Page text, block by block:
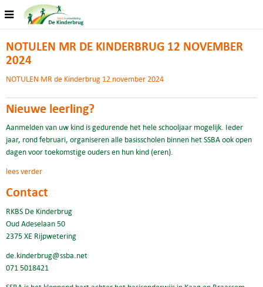
NOTULEN MR DE KINDERBRUG 12 NOVEMBER
2024
NOTULEN MR de Kinderbrug 12 november 2024
Nieuwe leerling?
Aanmelden van uw kind is gedurende het hele schooljaar mogelijk. Ieder
jaar, rond februari, organiseren alle basisscholen binnen het SSBA ook open
dagen voor toekomstige ouders en hun kind (eren).
lees verder
Contact
RKBS De Kinderbrug
Oud Adeselaan 50
2375 XE Rijpwetering
de.kinderbrug@ssba.net
071 5018421